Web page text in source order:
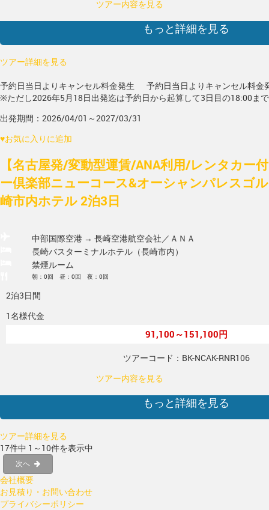
ツアー内容を見る
もっと詳細を見る
ツアー詳細を見る
予約日当日よりキャンセル料金発生
予約日当日よりキャンセル料金
※ただし2026年5月18日出発迄は予約日から起算して3日目の18:00ま
出発期間：2026/04/01～2027/03/31
♥お気に入りに追加
【名古屋発/変動型運賃/ANA利用/レンタカー
ー倶楽部ニューコース&オーシャンパレスゴ
崎市内ホテル 2泊3日
中部国際空港 → 長崎空港航空会社／ＡＮＡ
長崎バスターミナルホテル（長崎市内）
禁煙ルーム
朝：0回 昼：0回 夜：0回
2泊3日間
1名様代金
91,100～151,100円
ツアーコード：BK-NCAK-RNR106
ツアー内容を見る
もっと詳細を見る
ツアー詳細を見る
17件中 1～10件を表示中
次へ
会社概要
お見積り・お問い合わせ
プライバシーポリシー